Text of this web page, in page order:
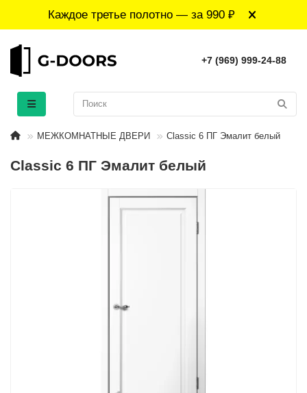
Каждое третье полотно — за 990 ₽
+7 (969) 999-24-88
МЕЖКОМНАТНЫЕ ДВЕРИ Classic 6 ПГ Эмалит белый
Classic 6 ПГ Эмалит белый